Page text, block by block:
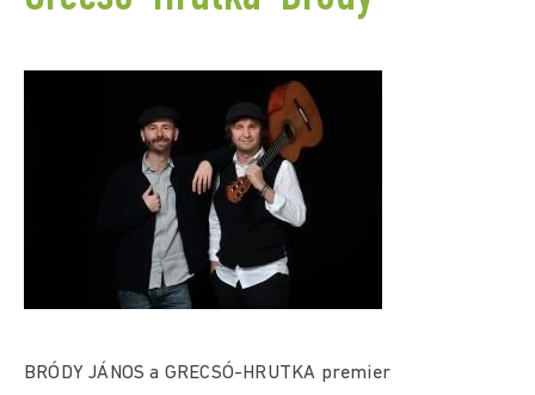
BRÓDY JÁNOS a GRECSÓ-HRUTKA premier